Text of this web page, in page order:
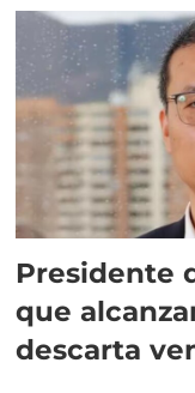
Presidente
que
descarta